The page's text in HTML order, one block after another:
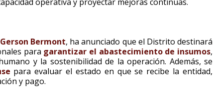
Gerson Bermont, ha anunciado que el Distrito destinará
para garantizar el abastecimiento de insumos,
y la sostenibilidad de la operación. Además, se
para evaluar el estado en que se recibe la entidad,
y pago.